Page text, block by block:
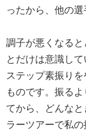
ったから、他の
調子が悪くなる
とだけは意識し
ステップ素振り
ものです。振る
てから、どんな
ラーツアーで私の